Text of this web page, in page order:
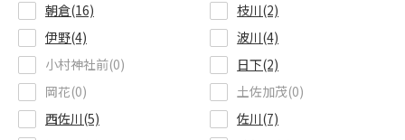
朝倉(16)
枝川(2)
伊野(4)
波川(4)
小村神社前(0)
日下(2)
岡花(0)
土佐加茂(0)
西佐川(5)
佐川(7)